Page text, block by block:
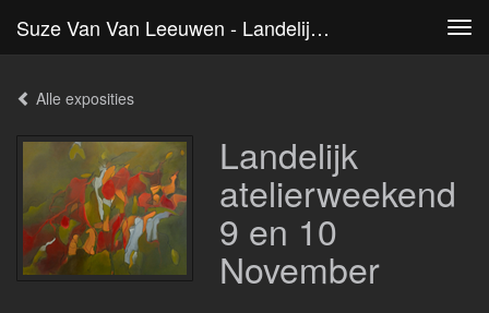
Suze Van Van Leeuwen - Landelijk Atelierweekend 9 En 10 November
Alle exposities
Landelijk
atelierweekend
9 en 10
November